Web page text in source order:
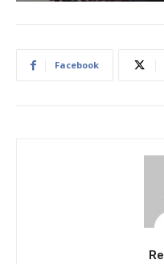
Facebook